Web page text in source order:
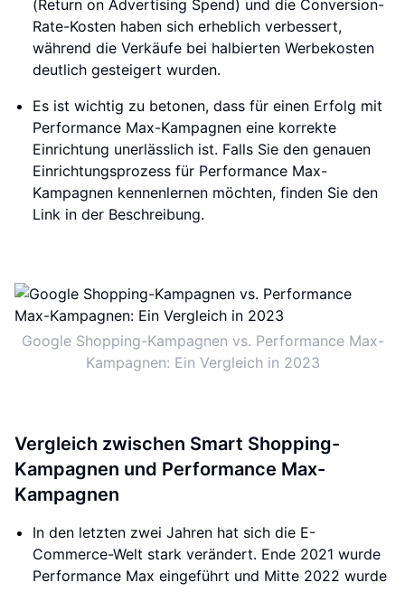
(Return on Advertising Spend) und die Conversion-
Rate-Kosten haben sich erheblich verbessert,
während die Verkäufe bei halbierten Werbekosten
deutlich gesteigert wurden.
Es ist wichtig zu betonen, dass für einen Erfolg mit
Performance Max-Kampagnen eine korrekte
Einrichtung unerlässlich ist. Falls Sie den genauen
Einrichtungsprozess für Performance Max-
Kampagnen kennenlernen möchten, finden Sie den
Link in der Beschreibung.
Google Shopping-Kampagnen vs. Performance Max-
Kampagnen: Ein Vergleich in 2023
Vergleich zwischen Smart Shopping-
Kampagnen und Performance Max-
Kampagnen
In den letzten zwei Jahren hat sich die E-
Commerce-Welt stark verändert. Ende 2021 wurde
Performance Max eingeführt und Mitte 2022 wurde